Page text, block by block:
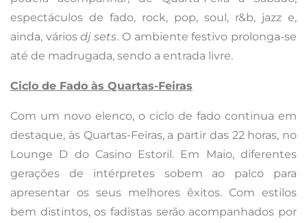
espectáculos de fado, rock, pop, soul, r&b, jazz e,
ainda, váriosdj sets. O ambiente festivo prolonga-se
até de madrugada, sendo a entrada livre.
Ciclo de Fado às Quartas-Feiras
Com um novo elenco, o ciclo de fado continua em
destaque, às Quartas-Feiras, a partir das 22 horas, no
Lounge D do Casino Estoril. Em Maio, diferentes
gerações de intérpretes sobem ao palco para
apresentar os seus melhores êxitos. Com estilos
bem distintos, os fadistas serão acompanhados por